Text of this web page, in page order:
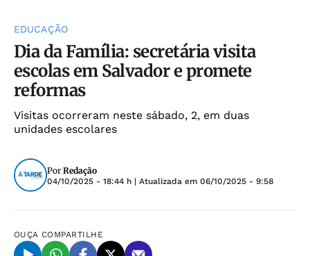
EDUCAÇÃO
Dia da Família: secretária visita
escolas em Salvador e promete
reformas
Visitas ocorreram neste sábado, 2, em duas
unidades escolares
Por Redação
04/10/2025 - 18:44 h | Atualizada em 06/10/2025 - 9:58
OUÇA COMPARTILHE